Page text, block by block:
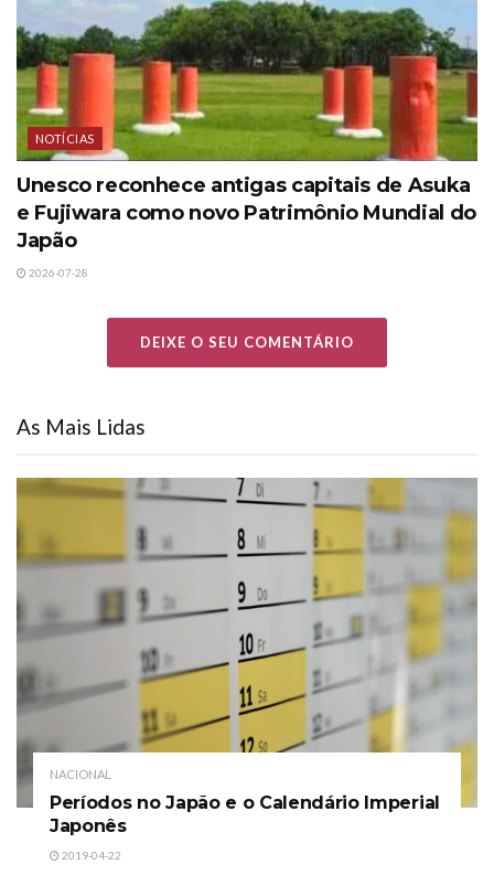
NOTÍCIAS
Unesco reconhece antigas capitais de Asuka
e Fujiwara como novo Patrimônio Mundial do
Japão
2026-07-28
DEIXE O SEU COMENTÁRIO
As Mais Lidas
NACIONAL
Períodos no Japão e o Calendário Imperial
Japonês
2019-04-22